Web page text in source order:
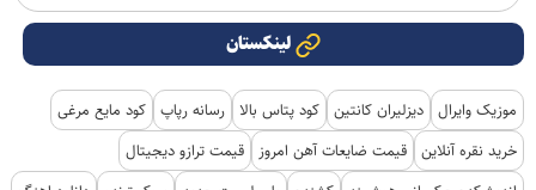
لینکستان
موزیک وایرال دیزلیران کانتین کود پتاس بالا رسانه رپاپ کود مایع مرغی
خرید نقره آنلاین قیمت ضایعات آهن امروز
قیمت ترازو دیجیتال